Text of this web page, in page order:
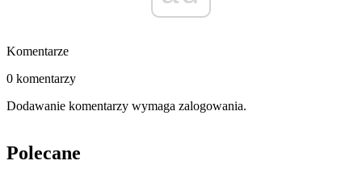
Komentarze
0 komentarzy
Dodawanie komentarzy wymaga zalogowania.
Polecane